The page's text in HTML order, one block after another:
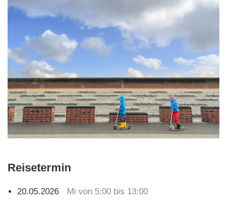
Reisetermin
20.05.2026 Mi von 5:00 bis 13:00